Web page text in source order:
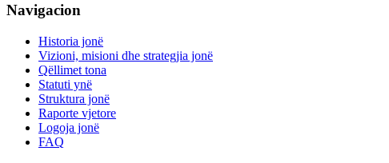
Navigacion
Historia jonë
Vizioni, misioni dhe strategjia jonë
Qëllimet tona
Statuti ynë
Struktura jonë
Raporte vjetore
Logoja jonë
FAQ